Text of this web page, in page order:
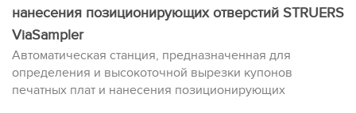
нанесения позиционирующих отверстий STRUERS
ViaSampler
Автоматическая станция, предназначенная для
определения и высокоточной вырезки купонов
печатных плат и нанесения позиционирующих